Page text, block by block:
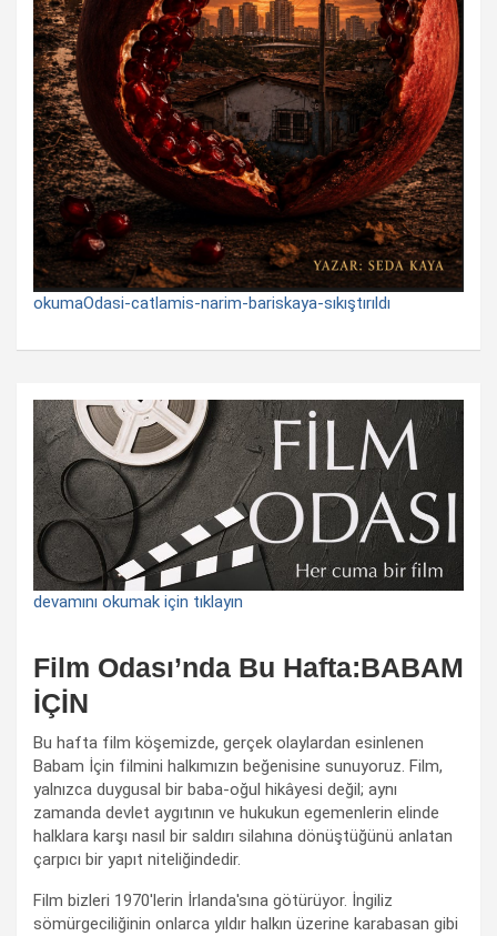
okumaOdasi-catlamis-narim-bariskaya-sıkıştırıldı
devamını okumak için tıklayın
Film Odası’nda Bu Hafta:BABAM
İÇİN
Bu hafta film köşemizde, gerçek olaylardan esinlenen
Babam İçin filmini halkımızın beğenisine sunuyoruz. Film,
yalnızca duygusal bir baba-oğul hikâyesi değil; aynı
zamanda devlet aygıtının ve hukukun egemenlerin elinde
halklara karşı nasıl bir saldırı silahına dönüştüğünü anlatan
çarpıcı bir yapıt niteliğindedir.
Film bizleri 1970'lerin İrlanda'sına götürüyor. İngiliz
sömürgeciliğinin onlarca yıldır halkın üzerine karabasan gibi